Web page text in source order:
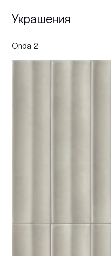
Украшения
Onda 2